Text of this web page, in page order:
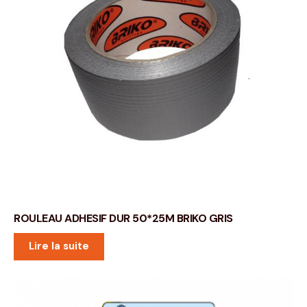
ROULEAU ADHESIF DUR 50*25M BRIKO GRIS
Lire la suite